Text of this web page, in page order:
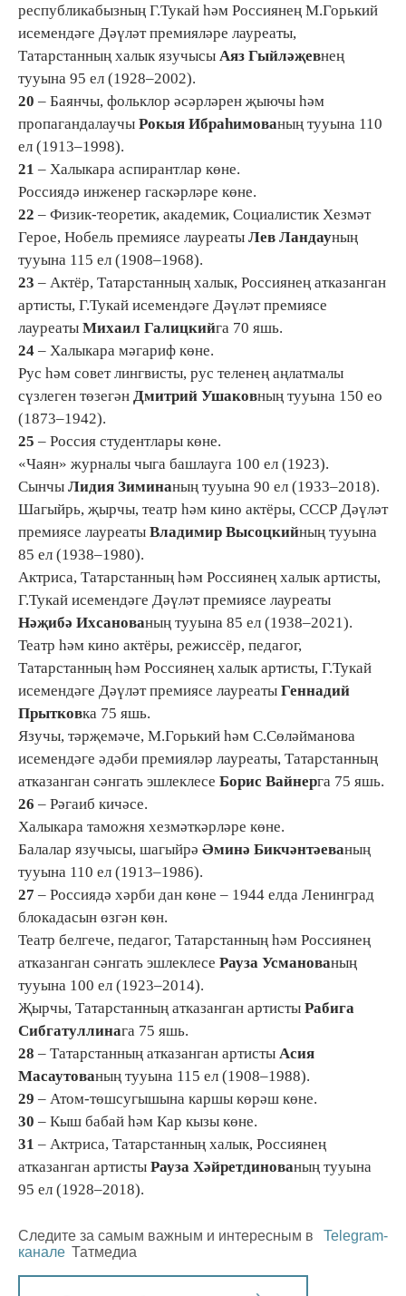
республикабызның Г.Тукай һәм Россиянең М.Горький
исемендәге Дәүләт премияләре лауреаты,
Татарстанның халык язучысы Аяз Гыйләҗевнең
тууына 95 ел (1928–2002).
20 – Баянчы, фольклор әсәрләрен җыючы һәм
пропагандалаучы Рокыя Ибраһимованың тууына 110
ел (1913–1998).
21 – Халыкара аспирантлар көне.
Россиядә инженер гаскәрләре көне.
22 – Физик-теоретик, академик, Социалистик Хезмәт
Герое, Нобель премиясе лауреаты Лев Ландауның
тууына 115 ел (1908–1968).
23 – Актёр, Татарстанның халык, Россиянең атказанган
артисты, Г.Тукай исемендәге Дәүләт премиясе
лауреаты Михаил Галицкийга 70 яшь.
24 – Халыкара мәгариф көне.
Рус һәм совет лингвисты, рус теленең аңлатмалы
сүзлеген төзегән Дмитрий Ушаковның тууына 150 ео
(1873–1942).
25 – Россия студентлары көне.
«Чаян» журналы чыга башлауга 100 ел (1923).
Сынчы Лидия Зиминаның тууына 90 ел (1933–2018).
Шагыйрь, җырчы, театр һәм кино актёры, СССР Дәүләт
премиясе лауреаты Владимир Высоцкийның тууына
85 ел (1938–1980).
Актриса, Татарстанның һәм Россиянең халык артисты,
Г.Тукай исемендәге Дәүләт премиясе лауреаты
Нәҗибә Ихсанованың тууына 85 ел (1938–2021).
Театр һәм кино актёры, режиссёр, педагог,
Татарстанның һәм Россиянең халык артисты, Г.Тукай
исемендәге Дәүләт премиясе лауреаты Геннадий
Прытковка 75 яшь.
Язучы, тәрҗемәче, М.Горький һәм С.Сөләйманова
исемендәге әдәби премияләр лауреаты, Татарстанның
атказанган сәнгать эшлеклесе Борис Вайнерга 75 яшь.
26 – Рәгаиб кичәсе.
Халыкара таможня хезмәткәрләре көне.
Балалар язучысы, шагыйрә Әминә Бикчәнтәеваның
тууына 110 ел (1913–1986).
27 – Россиядә хәрби дан көне – 1944 елда Ленинград
блокадасын өзгән көн.
Театр белгече, педагог, Татарстанның һәм Россиянең
атказанган сәнгать эшлеклесе Рауза Усманованың
тууына 100 ел (1923–2014).
Җырчы, Татарстанның атказанган артисты Рабига
Сибгатуллинага 75 яшь.
28 – Татарстанның атказанган артисты Асия
Масаутованың тууына 115 ел (1908–1988).
29 – Атом-төшсугышына каршы көрәш көне.
30 – Кыш бабай һәм Кар кызы көне.
31 – Актриса, Татарстанның халык, Россиянең
атказанган артисты Рауза Хәйретдинованың тууына
95 ел (1928–2018).
Следите за самым важным и интересным в
Telegram-
канале Татмедиа